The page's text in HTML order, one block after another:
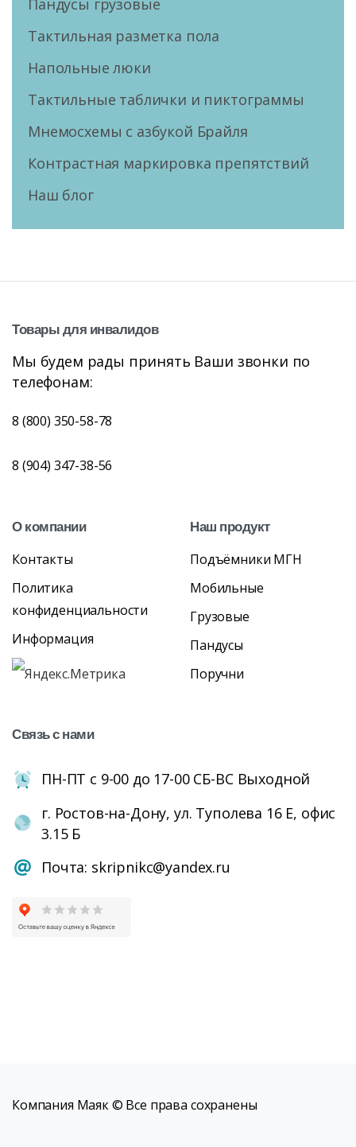
Тактильная разметка пола
Напольные люки
Тактильные таблички и пиктограммы
Мнемосхемы с азбукой Брайля
Контрастная маркировка препятствий
Наш блог
Товарыдля инвалидов
Мы будем рады принять Ваши звонки по
телефонам:
8 (800) 350-58-78
8 (904) 347-38-56
Окомпании
Контакты
Политика
конфиденциальности
Информация
Наш продукт
Подъёмники МГН
Мобильные
Грузовые
Пандусы
Поручни
Связьснами
ПН-ПТ с 9-00 до 17-00 СБ-ВС Выходной
г. Ростов-на-Дону, ул. Туполева 16 Е, офис
3.15 Б
Почта: skripnikc@yandex.ru
Компания Маяк © Все права сохранены